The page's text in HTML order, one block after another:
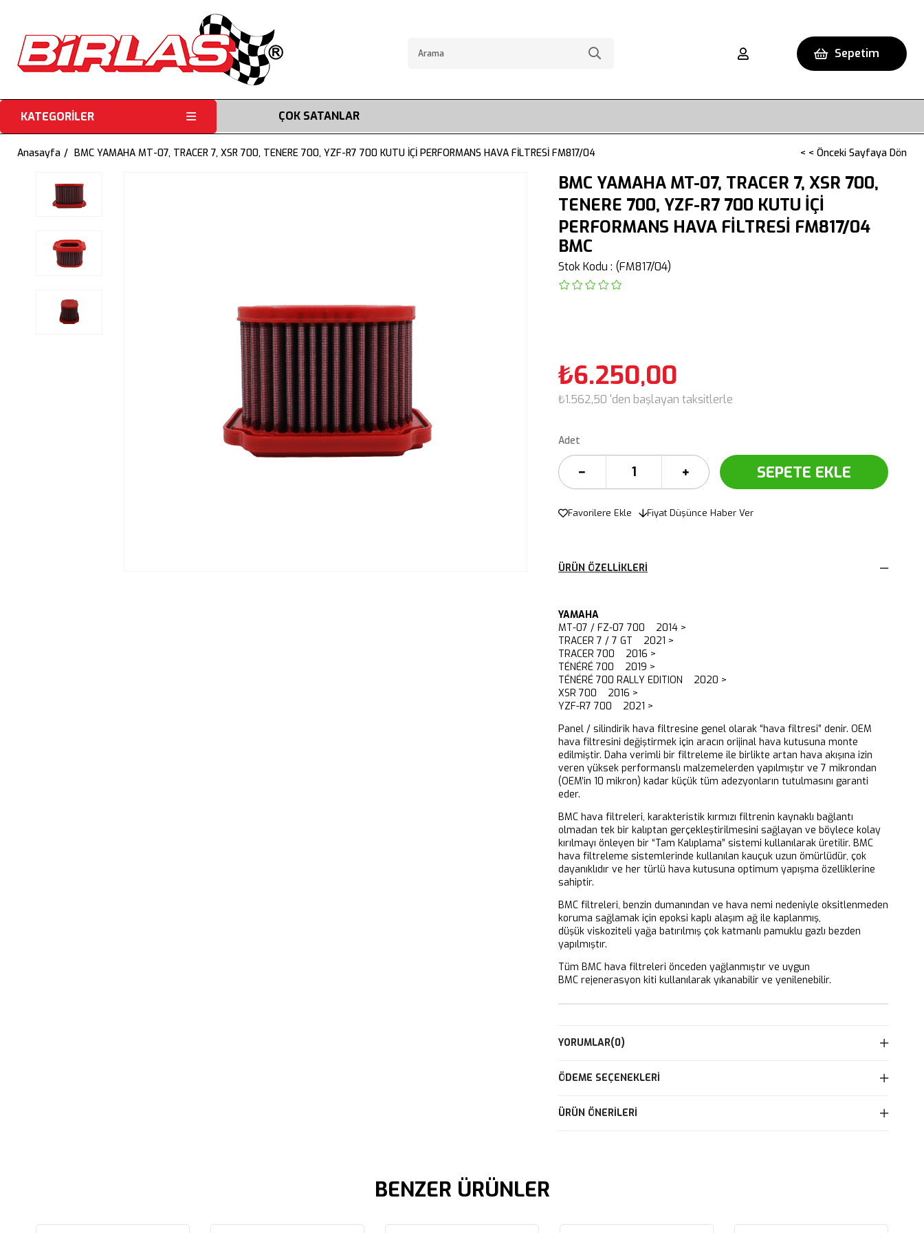
Sepetim
KATEGORİLER ÇOK SATANLAR
Anasayfa BMC YAMAHA MT-07, TRACER 7, XSR 700, TENERE 700, YZF-R7 700 KUTU İÇİ PERFORMANS HAVA FİLTRESİ FM817/04 < < Önceki Sayfaya Dön
BMC YAMAHA MT-07, TRACER 7, XSR 700,
TENERE 700, YZF-R7 700 KUTU İÇİ
PERFORMANS HAVA FİLTRESİ FM817/04
BMC
Stok Kodu (FM817/04)
₺6.250,00
₺1.562,50 'den başlayan taksitlerle
Adet
Favorilere Ekle Fiyat Düşünce Haber Ver
ÜRÜN ÖZELLIKLERI
YAMAHA
MT-07 / FZ-07 700 2014 >
TRACER 7 / 7 GT 2021 >
TRACER 700 2016 >
TÉNÉRÉ 700 2019 >
TÉNÉRÉ 700 RALLY EDITION 2020 >
XSR 700 2016 >
YZF-R7 700 2021 >
Panel / silindirik hava filtresine genel olarak “hava filtresi” denir. OEM
hava filtresini değiştirmek için aracın orijinal hava kutusuna monte
edilmiştir. Daha verimli bir filtreleme ile birlikte artan hava akışına izin
veren yüksek performanslı malzemelerden yapılmıştır ve 7 mikrondan
(OEM’in 10 mikron) kadar küçük tüm adezyonların tutulmasını garanti
eder.
BMC hava filtreleri, karakteristik kırmızı filtrenin kaynaklı bağlantı
olmadan tek bir kalıptan gerçekleştirilmesini sağlayan ve böylece kolay
kırılmayı önleyen bir “Tam Kalıplama” sistemi kullanılarak üretilir. BMC
hava filtreleme sistemlerinde kullanılan kauçuk uzun ömürlüdür, çok
dayanıklıdır ve her türlü hava kutusuna optimum yapışma özelliklerine
sahiptir.
BMC filtreleri, benzin dumanından ve hava nemi nedeniyle oksitlenmeden
koruma sağlamak için epoksi kaplı alaşım ağ ile kaplanmış,
düşük viskoziteli yağa batırılmış çok katmanlı pamuklu gazlı bezden
yapılmıştır.
Tüm BMC hava filtreleri önceden yağlanmıştır ve uygun
BMC rejenerasyon kiti kullanılarak yıkanabilir ve yenilenebilir.
YORUMLAR(0)
ÖDEME SEÇENEKLERI
ÜRÜN ÖNERILERI
BENZER ÜRÜNLER